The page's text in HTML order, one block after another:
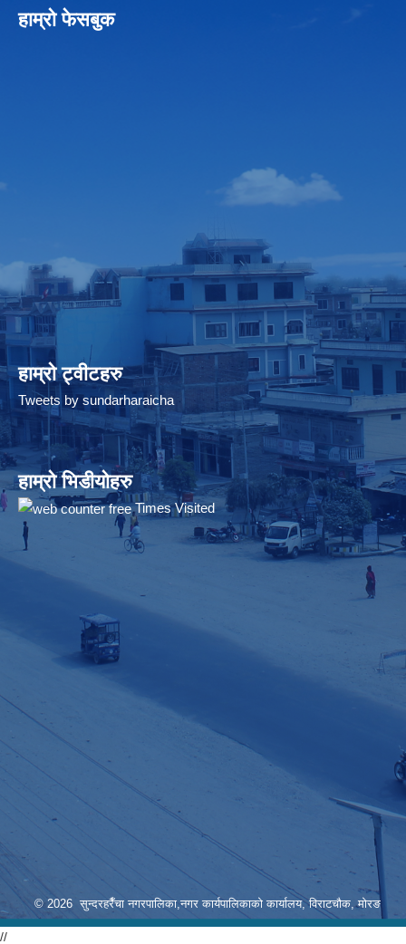
हाम्रो फेसबुक
हाम्रो ट्वीटहरु
Tweets by sundarharaicha
हाम्रो भिडीयोहरु
Times Visited
© 2026 सुन्दरहरैँचा नगरपालिका,नगर कार्यपालिकाको कार्यालय, विराटचौक, मोरङ
//